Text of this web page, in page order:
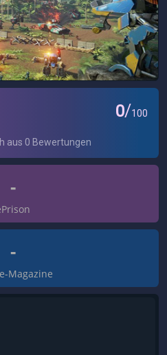
-
-
Magazine